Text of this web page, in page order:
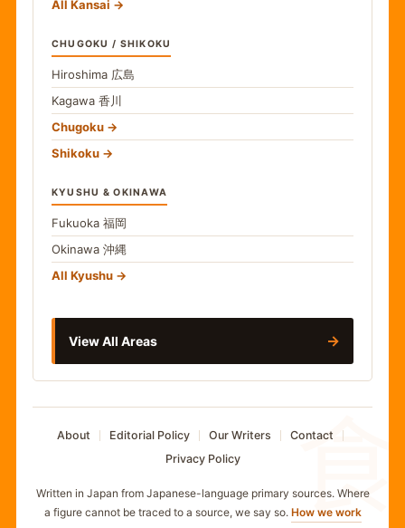
食
All Kansai
CHUGOKU / SHIKOKU
Hiroshima 広島
Kagawa 香川
Chugoku
Shikoku
KYUSHU & OKINAWA
Fukuoka 福岡
Okinawa 沖縄
All Kyushu
View All Areas →
About Editorial Policy Our Writers
Contact
Privacy Policy
Written in Japan from Japanese-language primary sources. Where
a figure cannot be traced to a source, we say so. How we work